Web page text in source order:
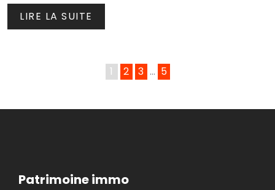
LIRE LA SUITE
1 2 3 … 5
Patrimoine immo